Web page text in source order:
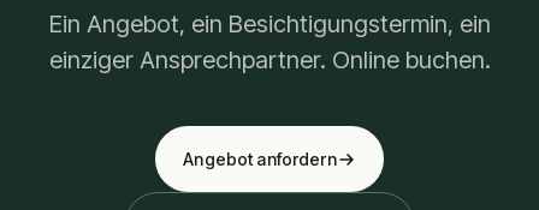
Ein Angebot, ein Besichtigungstermin, ein
einziger Ansprechpartner. Online buchen.
Angebot anfordern